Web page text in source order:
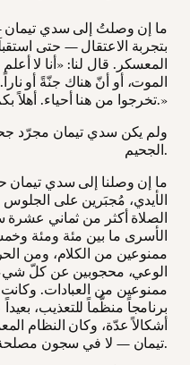
ما إن وصلتُ إلى سدي تيمان —
بتجربة الاعتقال — حتى
المعسكر. قال لنا: «أنا لا
الموت، أو أنّ هناك جنّةً أو
تخرجوا من هنا أحياء. أهلاً بكم في جحيم إسرائيل.»
ولم يكن سدي تيمان مجرّد
الجحيم.
ما إن وصلنا إلى سدي تيمان
الأيدي، مُجبَرين على
الصلاة أكثر من ثماني عشرة
الأسرى ما بين مئة ومئة
ممنوعين من الكلام، ومن
الوعي، محجوبين عن كلّ
ممنوعين من العبادات.
برنامجاً منظَّماً للتعذيب،
أشكالاً عدّة، وكان النظام
تيمان — لا في سجون مصلحة السجون الاعتيادية.